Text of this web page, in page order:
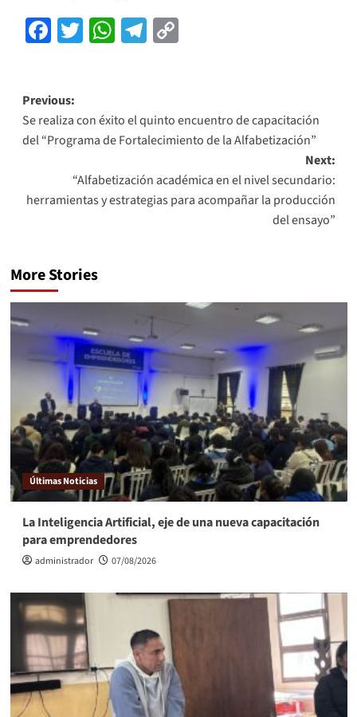
Facebook
Twitter
WhatsApp
Telegram
Copy
Previous:
Se realiza con éxito el quinto encuentro de capacitación
del “Programa de Fortalecimiento de la Alfabetización”
Next:
“Alfabetización académica en el nivel secundario:
herramientas y estrategias para acompañar la producción
del ensayo”
More Stories
Últimas Noticias
La Inteligencia Artificial, eje de una nueva capacitación
para emprendedores
administrador 07/08/2026